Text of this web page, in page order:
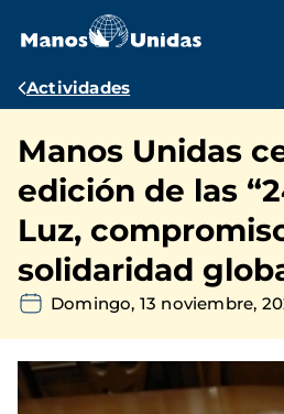
contenido
Ruta
navegación
Actividades
Manos Unidas
edición de las
Luz,
solidaridad
Domingo, 13 noviembre,